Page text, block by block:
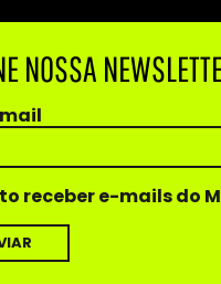
NOSSA
receber e-mails do